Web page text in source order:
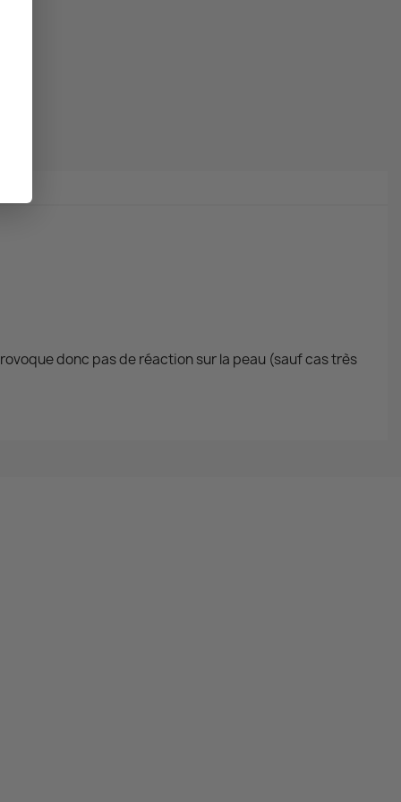
donc pas de réaction sur la peau (sauf cas très